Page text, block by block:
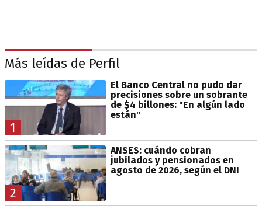
Más leídas de Perfil
1
El Banco Central no pudo dar
precisiones sobre un sobrante
de $4 billones: "En algún lado
están"
2
ANSES: cuándo cobran
jubilados y pensionados en
agosto de 2026, según el DNI